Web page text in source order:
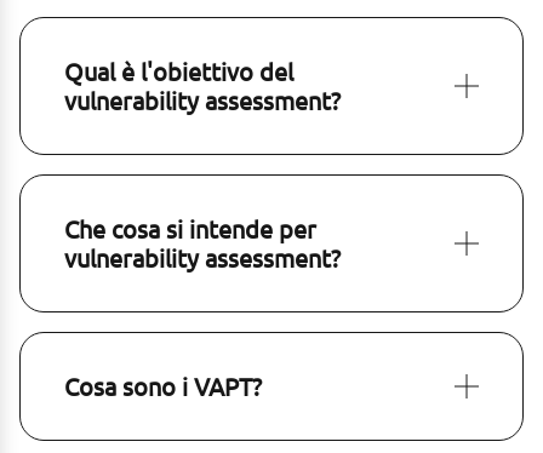
Qual è l'obiettivo del
vulnerability assessment?
Che cosa si intende per
vulnerability assessment?
Cosa sono i VAPT?